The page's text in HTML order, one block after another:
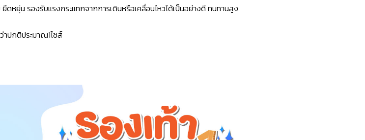
ยุ่น รองรับแรงกระแทกจากการเดินหรือเคลื่อนไหวได้เป็นอย่างดี ทนทานสูง
าปกติประมาณ1ไซส์